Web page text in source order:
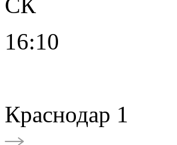
16:10
Краснодар 1